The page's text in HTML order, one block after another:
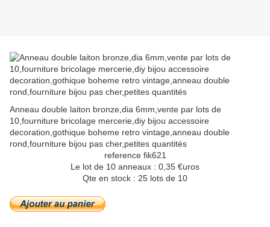
Anneau double laiton bronze,dia 6mm,vente par lots de
10,fourniture bricolage mercerie,diy bijou accessoire
decoration,gothique boheme retro vintage,anneau double
rond,fourniture bijou pas cher,petites quantités
reference fik621
Le lot de 10 anneaux : 0,35 €uros
Qte en stock : 25 lots de 10